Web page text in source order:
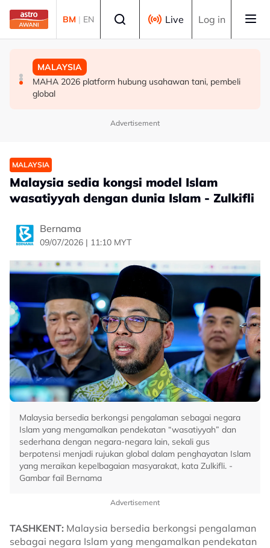
Skip to main content
BM | EN Live Log in
POLITIK
PRU16: PH perlu bersedia jadi pembangkang, berisiko
hilang 28 kerusi - Penganalisis
POLITIK
PRN Melaka: PN sedia runding dengan BN - Ahmad
Samsuri
MALAYSIA
MAHA 2026 platform hubung usahawan tani, pembeli
global
Advertisement
MALAYSIA
Malaysia sedia kongsi model Islam
wasatiyyah dengan dunia Islam - Zulkifli
Bernama
09/07/2026 | 11:10 MYT
Malaysia bersedia berkongsi pengalaman sebagai negara
Islam yang mengamalkan pendekatan “wasatiyyah” dan
sederhana dengan negara-negara lain, sekali gus
berpotensi menjadi rujukan global dalam penghayatan Islam
yang meraikan kepelbagaian masyarakat, kata Zulkifli. -
Gambar fail Bernama
Advertisement
TASHKENT: Malaysia bersedia berkongsi pengalaman
sebagai negara Islam yang mengamalkan pendekatan